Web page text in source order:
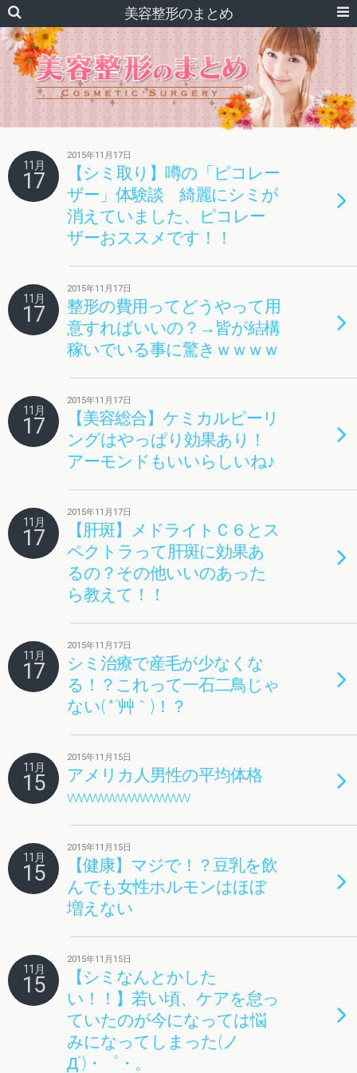
美容整形のまとめ
11月
17
2015年11月17日
【シミ取り】噂の「ピコレー
ザー」体験談 綺麗にシミが
消えていました、ピコレー
ザーおススメです！！
11月
17
2015年11月17日
整形の費用ってどうやって用
意すればいいの？→皆が結構
稼いでいる事に驚きｗｗｗｗ
11月
17
2015年11月17日
【美容総合】ケミカルピーリ
ングはやっぱり効果あり！
アーモンドもいいらしいね♪
11月
17
2015年11月17日
【肝斑】メドライトＣ６とス
ペクトラって肝斑に効果あ
るの？その他いいのあった
ら教えて！！
11月
17
2015年11月17日
シミ治療で産毛が少なくな
る！？これって一石二鳥じゃ
ない( *´艸｀)！？
11月
15
2015年11月15日
アメリカ人男性の平均体格
wwwwwwwwwww
11月
15
2015年11月15日
【健康】マジで！？豆乳を飲
んでも女性ホルモンはほぼ
増えない
11月
15
2015年11月15日
【シミなんとかした
い！！】若い頃、ケアを怠っ
ていたのが今になっては悩
みになってしまった(ノ
Д`)・゜・。